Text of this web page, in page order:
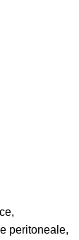
peritoneale,